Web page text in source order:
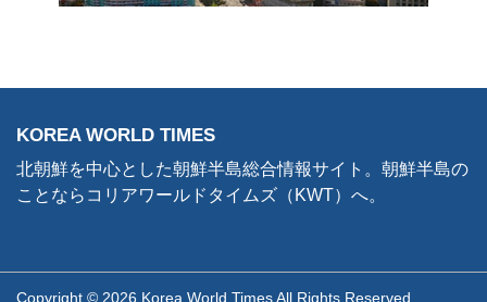
KOREA WORLD TIMES
北朝鮮を中心とした朝鮮半島総合情報サイト。朝鮮半島の
ことならコリアワールドタイムズ（KWT）へ。
Copyright © 2026 Korea World Times All Rights Reserved